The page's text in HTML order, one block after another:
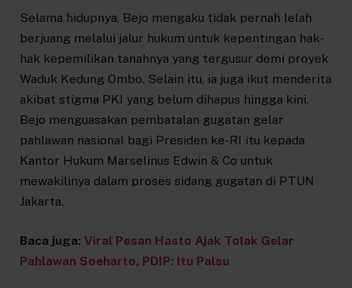
Selama hidupnya, Bejo mengaku tidak pernah lelah
berjuang melalui jalur hukum untuk kepentingan hak-
hak kepemilikan tanahnya yang tergusur demi proyek
Waduk Kedung Ombo. Selain itu, ia juga ikut menderita
akibat stigma PKI yang belum dihapus hingga kini.
Bejo menguasakan pembatalan gugatan gelar
pahlawan nasional bagi Presiden ke-RI itu kepada
Kantor Hukum Marselinus Edwin & Co untuk
mewakilinya dalam proses sidang gugatan di PTUN
Jakarta.
Baca juga: Viral Pesan Hasto Ajak Tolak Gelar
Pahlawan Soeharto, PDIP: Itu Palsu